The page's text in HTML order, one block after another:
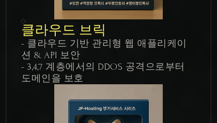
클라우드 브릭
- 클라우드 기반 관리형 웹 애플리케이
션 & API 보안
- 3,4,7 계층에서의 DDOS 공격으로부터
도메인을 보호